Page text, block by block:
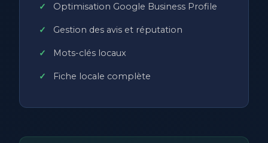
Optimisation Google Business Profile
Gestion des avis et réputation
Mots-clés locaux
Fiche locale complète